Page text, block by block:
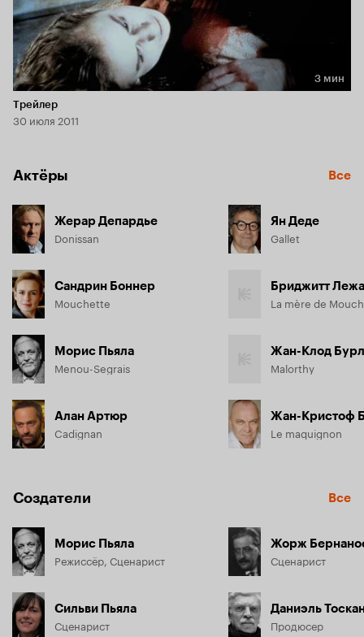
себя...
Длительность 3 мин
3 мин
Трейлер
30 июля 2011
Актёры Все
Жерар Депардье
Donissan
Сандрин Боннер
Mouchette
Морис Пьяла
Menou-Segrais
Алан Артюр
Cadignan
Ян Деде
Gallet
Бриджитт
La mère de
Жан-Клод
Malorthy
Жан-Кристоф
Le maquignon
Создатели Все
Морис Пьяла
Режиссёр, Сценарист
Сильви Пьяла
Сценарист
Жорж
Сценарист
Продюсер